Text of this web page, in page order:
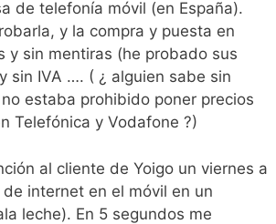
de telefonía móvil (en España).
y la compra y puesta en
y sin mentiras (he probado sus
sin IVA …. ( ¿ alguien sabe sin
estaba prohibido poner precios
Telefónica y Vodafone ?)
al cliente de Yoigo un viernes a
internet en el móvil en un
leche). En 5 segundos me